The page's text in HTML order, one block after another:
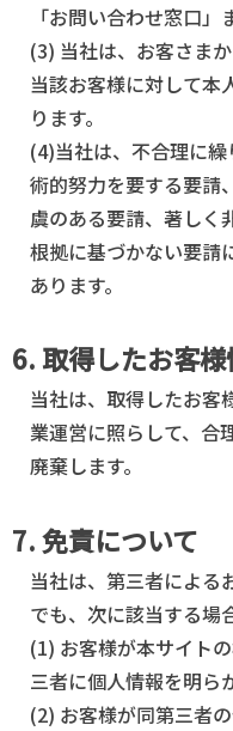
「お問い合わせ窓口」
(3) 当社は、お客さま
当該お客様に対して本
ります。
(4)当社は、不合理に
術的努力を要する要請
虞のある要請、著しく
根拠に基づかない要請
あります。
6. 取得したお客
当社は、取得したお客
業運営に照らして、合
廃棄します。
7. 免責について
当社は、第三者による
でも、次に該当する場
(1) お客様が本サイト
三者に個人情報を明ら
(2) お客様が同第三者